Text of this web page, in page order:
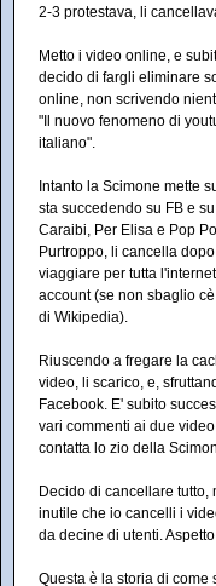
2-3 protestava, li
Metto i video online, e
decido di fargli eliminare
online, non scrivendo
"Il nuovo fenomeno di
italiano".
Intanto la Scimone mette
sta succedendo su FB e
Caraibi, Per Elisa e Pop
Purtroppo, li cancella
viaggiare per tutta
account (se non sbaglio
di Wikipedia).
Riuscendo a fregare la
video, li scarico, e,
Facebook. E' subito
vari commenti ai due
contatta lo zio della
Decido di cancellare tutto,
inutile che io cancelli i
da decine di utenti.
Questa è la storia di come